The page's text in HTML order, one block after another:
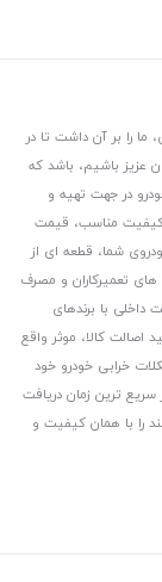
را بر آن داشت تا در
عزیز باشیم، باشد که
در جهت تهیه و
کیفیت مناسب، قیمت
شما، قطعه ای از
تعمیرکاران و مصرف
داخلی با برندهای
کالا، موثر واقع
خرابی خودرو خود
ترین زمان دریافت
را با همان کیفیت و